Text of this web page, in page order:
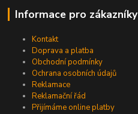
Informace pro zákazníky
Kontakt
Doprava a platba
Obchodní podmínky
Ochrana osobních údajů
Reklamace
Reklamační řád
Přijímáme online platby